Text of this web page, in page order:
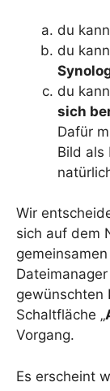
du
du
du
sich
Dafür
Bild als
Wir
sich auf dem
gemeinsamen
gewünschten
Schaltfläche „
Vorgang.
Es erscheint